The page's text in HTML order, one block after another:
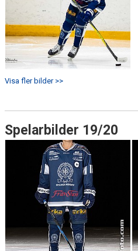
Visa fler bilder >>
Spelarbilder 19/20